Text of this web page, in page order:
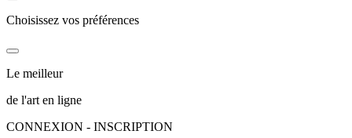
Choisissez vos préférences
Le meilleur
de l'art en ligne
CONNEXION - INSCRIPTION